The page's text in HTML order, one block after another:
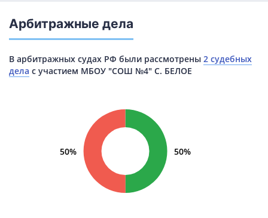
Арбитражные дела
В арбитражных судах РФ были рассмотрены 2 судебных
дела с участием МБОУ "СОШ №4" С. БЕЛОЕ
50%
50%